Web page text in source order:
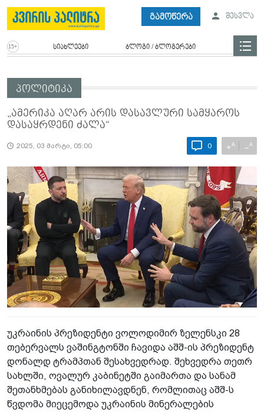
გამოწერა შესვლა
სიახლეები ბლოგი / ბლოგერები
პოლიტიკა
„ამერიკა აღარ არის დასავლური­ სამყაროს
დასაყრდენი ძალა“
2025, 03 მარტი, 05:00 0 +A −A
უკრაინის პრეზიდენტი ვოლოდიმირ ზელენსკი 28
თებერვალს ვაშინგტონში ჩავიდა აშშ-ის პრეზიდენტ
დონალდ ტრამპთან შესახვედრად. შეხვედრა თეთრ
სახლში, ოვალურ კაბინეტში გაიმართა და სანამ
შეთანხმებას განიხილავდნენ, რომლითაც აშშ-ს
წვდომა მიეცემოდა უკრაინის მინერალების